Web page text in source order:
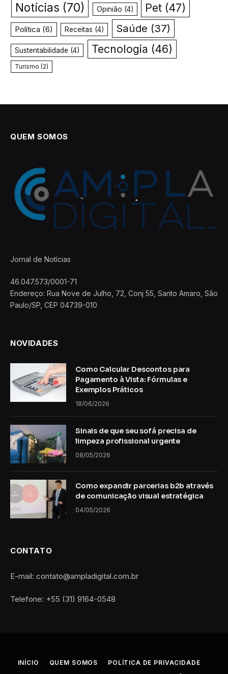
Notícias (70) Opinião (4) Pet (47)
Política (6) Receitas (4) Saúde (37)
Sustentabilidade (4) Tecnologia (46)
Turismo (2)
QUEM SOMOS
Jornal de Notícias
46.047.573/0001-71
Endereço: Rua Nove de Julho, 72, Conj 55, Santo Amaro, São
Paulo/SP, CEP 04739-010
NOVIDADES
Como Calcular Descontos para
Pagamento à Vista: Fórmulas e
Exemplos Práticos
18/06/2026
Sinais de que seu sofá precisa de
limpeza profissional urgente
08/05/2026
Como expandir parcerias b2b através
de comunicação visual estratégica
04/05/2026
CONTATO
E-mail: contato@ampladigital.com.br
Telefone: +55 (31) 9164-0548
INÍCIO QUEM SOMOS
POLÍTICA DE PRIVACIDADE